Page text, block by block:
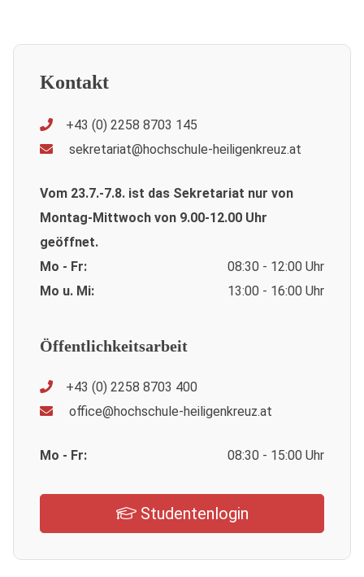
Kontakt
+43 (0) 2258 8703 145
sekretariat@hochschule-heiligenkreuz.at
Vom 23.7.-7.8. ist das Sekretariat nur von
Montag-Mittwoch von 9.00-12.00 Uhr
geöffnet.
Mo - Fr:
08:30 - 12:00 Uhr
Mo u. Mi:
13:00 - 16:00 Uhr
Öffentlichkeitsarbeit
+43 (0) 2258 8703 400
office@hochschule-heiligenkreuz.at
Mo - Fr: 08:30 - 15:00 Uhr
Studentenlogin